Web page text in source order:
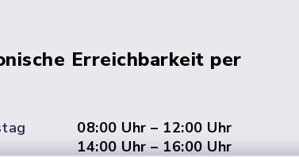
Erreichbarkeit per
08:00 Uhr – 12:00 Uhr
14:00 Uhr – 16:00 Uhr